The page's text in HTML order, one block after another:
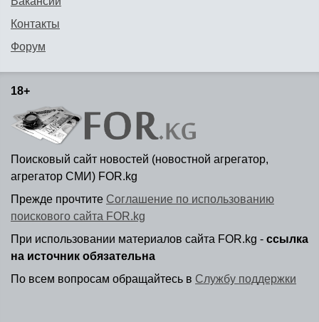
Контакты
Форум
18+
Поисковый сайт новостей (новостной агрегатор,
агрегатор СМИ) FOR.kg
Прежде прочтите Соглашение по использованию
поискового сайта FOR.kg
При использовании материалов сайта FOR.kg - ссылка
на источник обязательна
По всем вопросам обращайтесь в Службу поддержки